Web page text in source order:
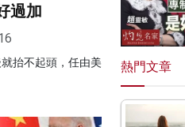
過加
抬不起頭，任由美
熱門文章